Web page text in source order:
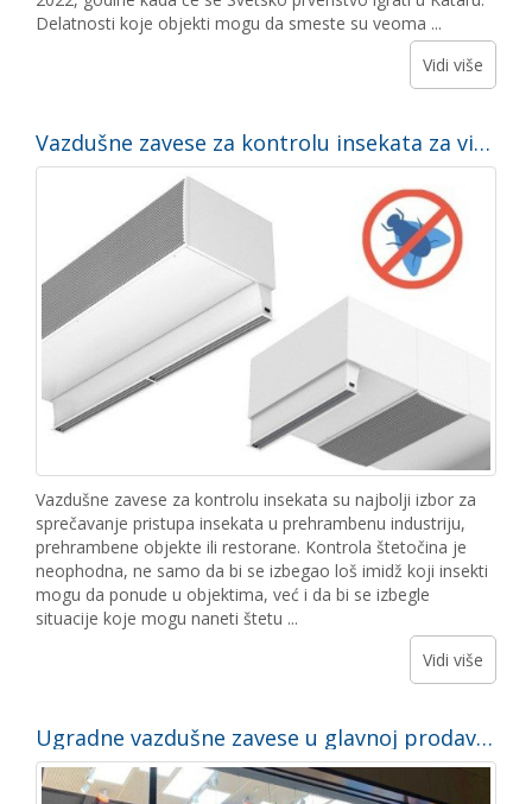
Delatnosti koje objekti mogu da smeste su veoma ...
Vidi više
Vazdušne zavese za kontrolu insekata za višestruke primene
Vazdušne zavese za kontrolu insekata su najbolji izbor za
sprečavanje pristupa insekata u prehrambenu industriju,
prehrambene objekte ili restorane. Kontrola štetočina je
neophodna, ne samo da bi se izbegao loš imidž koji insekti
mogu da ponude u objektima, već i da bi se izbegle
situacije koje mogu naneti štetu ...
Vidi više
Ugradne vazdušne zavese u glavnoj prodavnici LEGO u Barseloni